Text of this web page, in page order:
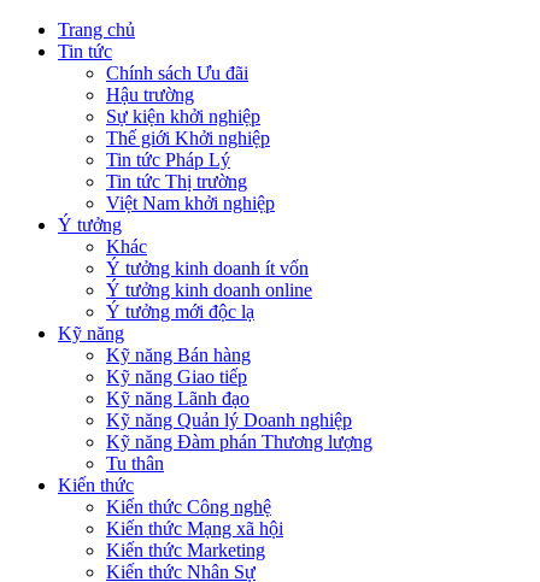
Trang chủ
Tin tức
Chính sách Ưu đãi
Hậu trường
Sự kiện khởi nghiệp
Thế giới Khởi nghiệp
Tin tức Pháp Lý
Tin tức Thị trường
Việt Nam khởi nghiệp
Ý tưởng
Khác
Ý tưởng kinh doanh ít vốn
Ý tưởng kinh doanh online
Ý tưởng mới độc lạ
Kỹ năng
Kỹ năng Bán hàng
Kỹ năng Giao tiếp
Kỹ năng Lãnh đạo
Kỹ năng Quản lý Doanh nghiệp
Kỹ năng Đàm phán Thương lượng
Tu thân
Kiến thức
Kiến thức Công nghệ
Kiến thức Mạng xã hội
Kiến thức Marketing
Kiến thức Nhân Sự